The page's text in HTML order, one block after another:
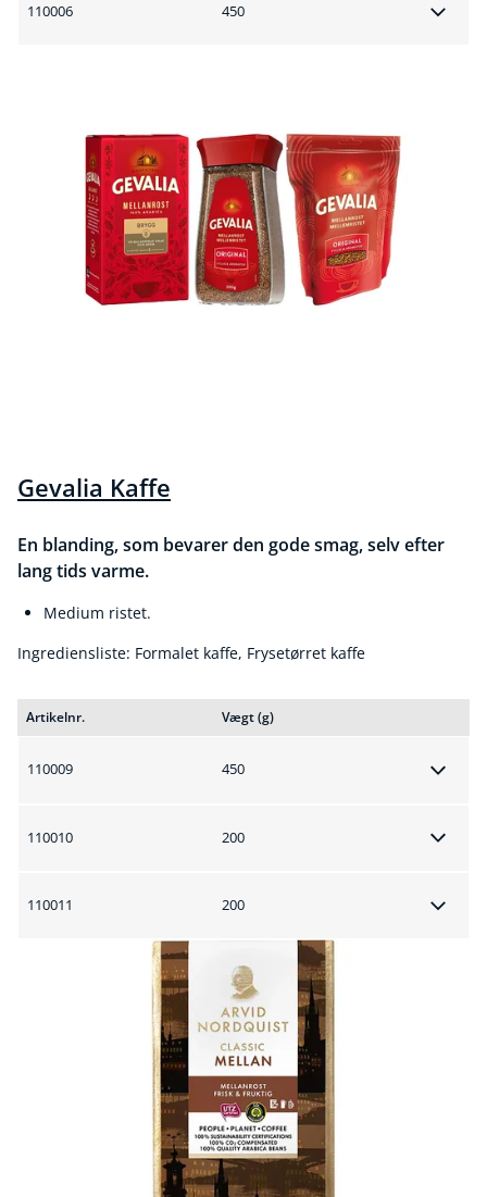
110006 450
Gevalia Kaffe
En blanding, som bevarer den gode smag, selv efter
lang tids varme.
Medium ristet.
Ingrediensliste: Formalet kaffe, Frysetørret kaffe
Artikelnr. Vægt (g)
110009 450
110010 200
110011 200